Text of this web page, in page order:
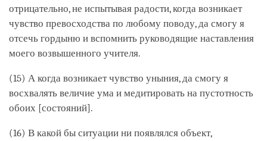
отрицательно, не испытывая радости, когда возникает
чувство превосходства по любому поводу, да смогу я
отсечь гордыню и вспомнить руководящие наставления
моего возвышенного учителя.
(15) А когда возникает чувство уныния, да смогу я
восхвалять величие ума и медитировать на пустотность
обоих [состояний].
(16) В какой бы ситуации ни появлялся объект,